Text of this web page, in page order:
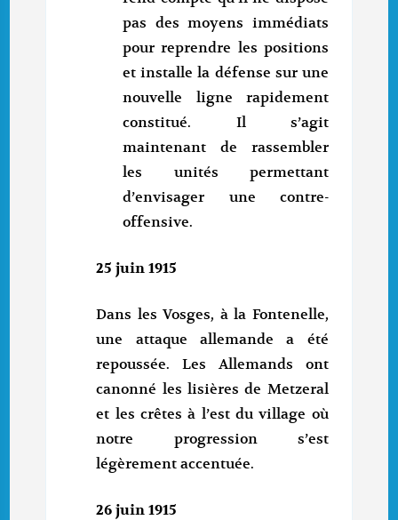
pas des moyens immédiats
pour reprendre les positions
et installe la défense sur une
nouvelle ligne rapidement
constitué. Il s’agit
maintenant de rassembler
les unités permettant
d’envisager une contre-
offensive.
25 juin 1915
Dans les Vosges, à la Fontenelle,
une attaque allemande a été
repoussée. Les Allemands ont
canonné les lisières de Metzeral
et les crêtes à l’est du village où
notre progression s’est
légèrement accentuée.
26 juin 1915